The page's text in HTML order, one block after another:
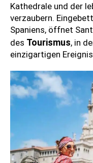
Kathedrale und der
verzaubern.
Spaniens, öffnet
des Tourismus, in
einzigartigen